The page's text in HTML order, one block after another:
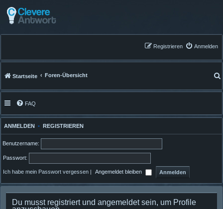
Anmelden
Registrieren
Startseite Foren-Übersicht
FAQ
ANMELDEN • REGISTRIEREN
Benutzername:
Passwort:
Ich habe mein Passwort vergessen | Angemeldet bleiben
Du musst registriert und angemeldet sein, um Profile